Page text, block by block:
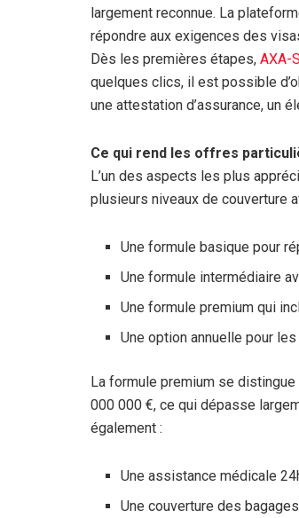
largement reconnue. La
répondre aux exigences des
Dès les premières étapes, AXA-
quelques clics, il est possible
une attestation d’assurance, un
Ce qui rend les offres
L’un des aspects les plus
plusieurs niveaux de couverture
Une formule basique pour
Une formule intermédiaire
Une formule premium qui
Une option annuelle pour
La formule premium se
000 000 €, ce qui dépasse
également :
Une assistance médicale
Une couverture des